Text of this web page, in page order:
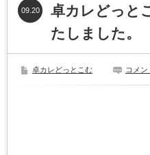
卓カレどっと
たしました。
09.20
卓カレどっとこむ コメン